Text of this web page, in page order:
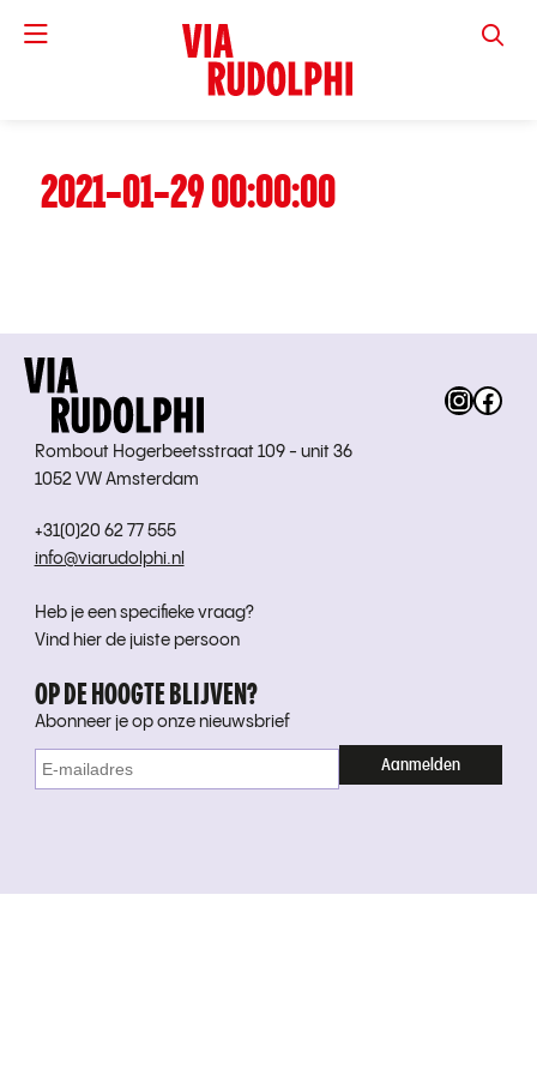
VIA
2021-01-29 00:00:00
Rombout Hogerbeetsstraat 109 - unit 36
1052 VW Amsterdam
+31(0)20 62 77 555
info@viarudolphi.nl
Heb je een specifieke vraag?
Vind hier de juiste persoon
OP DE HOOGTE BLIJVEN?
Abonneer je op onze nieuwsbrief